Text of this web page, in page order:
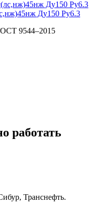
Ду150 Ру6.3
9544–2015
работать
Транснефть.